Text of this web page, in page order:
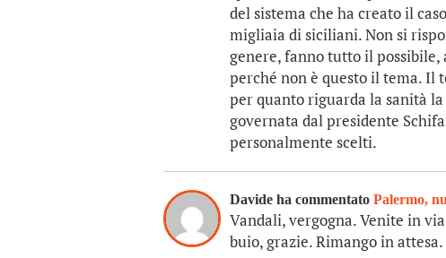
del sistema che ha creato il
migliaia di siciliani. Non si
genere, fanno tutto il
perché non è questo il tema. Il
per quanto riguarda la sanità
governata dal presidente
personalmente scelti.
Davide ha commentato Palermo,
Vandali, vergogna. Venite in
buio, grazie. Rimango in attesa.